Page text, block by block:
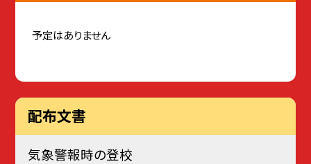
予定はありません
配布文書
気象警報時の登校